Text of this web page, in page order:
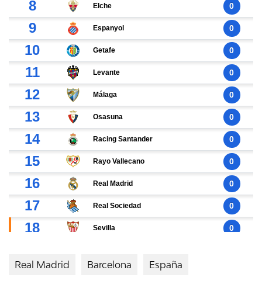
Real Madrid Barcelona España